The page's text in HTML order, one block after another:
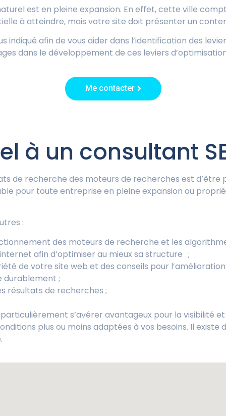
est en pleine expansion. En effet, cette ville
à atteindre, mais votre site doit présenter un
indiqué afin de vous aider dans l’identification des
dans le développement de ces leviers
Me contacter
à un consultant
de recherche des moteurs de recherches est
pour toute entreprise en pleine expansion ou
:
des moteurs de recherche et les
afin d’optimiser au mieux sa structure ;
de votre site web et des conseils pour
durablement ;
résultats de recherches ;
s’avérer avantageux pour la visibilité
plus ou moins adaptées à vos besoins. Il existe